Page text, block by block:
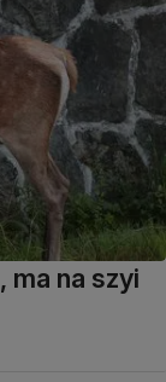
ma na szyi